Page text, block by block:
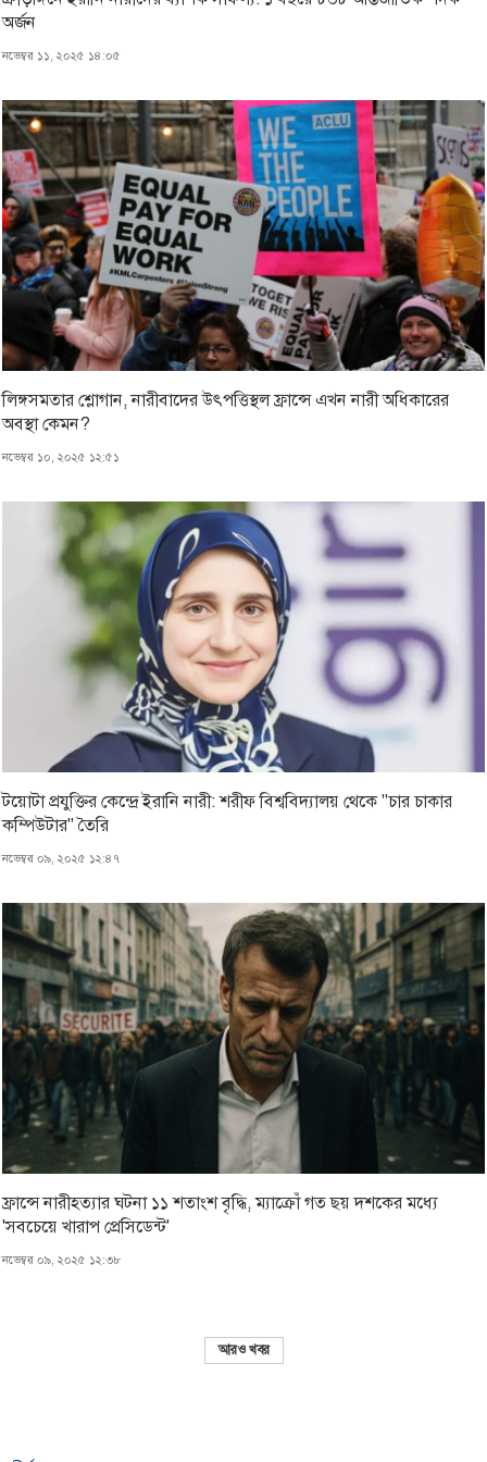
অর্জন
নভেম্বর ১১, ২০২৫ ১৪:০৫
লিঙ্গসমতার শ্লোগান, নারীবাদের উৎপত্তিস্থল ফ্রান্সে এখন নারী অধিকারের
অবস্থা কেমন?
নভেম্বর ১০, ২০২৫ ১২:৫১
টয়োটা প্রযুক্তির কেন্দ্রে ইরানি নারী: শরীফ বিশ্ববিদ্যালয় থেকে "চার চাকার
কম্পিউটার" তৈরি
নভেম্বর ০৯, ২০২৫ ১২:৪৭
ফ্রান্সে নারীহত্যার ঘটনা ১১ শতাংশ বৃদ্ধি, ম্যাক্রোঁ গত ছয় দশকের মধ্যে
'সবচেয়ে খারাপ প্রেসিডেন্ট'
নভেম্বর ০৯, ২০২৫ ১২:৩৮
আরও খবর